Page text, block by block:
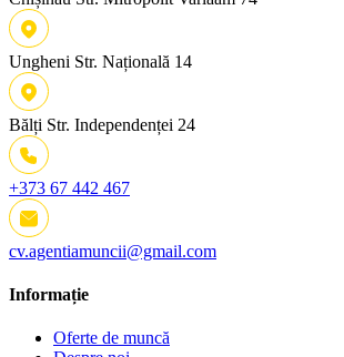
Ungheni Str. Națională 14
Bălți Str. Independenței 24
+373 67 442 467
cv.agentiamuncii@gmail.com
Informație
Oferte de muncă